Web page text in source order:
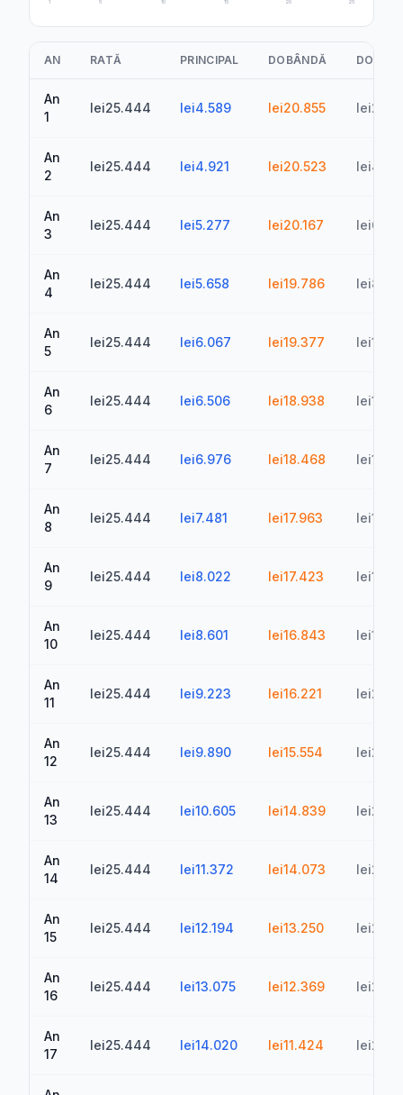
1 5 10 15 20 25
AN RATĂ PRINCIPAL DOBÂNDĂ
An
1
lei25.444 lei4.589 lei20.855
An
2
lei25.444 lei4.921 lei20.523
An
3
lei25.444 lei5.277 lei20.167
An
4
lei25.444 lei5.658 lei19.786
An
5
lei25.444 lei6.067 lei19.377
An
6
lei25.444 lei6.506 lei18.938
An
7
lei25.444 lei6.976 lei18.468
An
8
lei25.444 lei7.481 lei17.963
An
9
lei25.444 lei8.022 lei17.423
An
10
lei25.444 lei8.601 lei16.843
An
11
lei25.444 lei9.223 lei16.221
An
12
lei25.444 lei9.890 lei15.554
An
13
lei25.444 lei10.605 lei14.839
An
14
lei25.444 lei11.372 lei14.073
An
15
lei25.444 lei12.194 lei13.250
An
16
lei25.444 lei13.075 lei12.369
An
17
lei25.444 lei14.020 lei11.424